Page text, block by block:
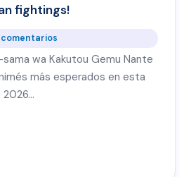
fightings!
wa Kakutou Gemu Nante
más esperados en esta
2026…